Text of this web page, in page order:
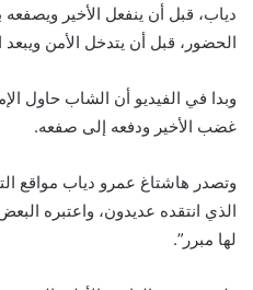
دياب، قبل أن ينفعل الأخير
الحضور، قبل أن يتدخل الأمن
وبدا في الفيديو أن الشاب حاول
غضب الأخير ودفعه إلى صفعه.
وتصدر هاشتاغ عمرو دياب مواقع
الذي انتقده عديدون، واعتبره
لها مبرر”.